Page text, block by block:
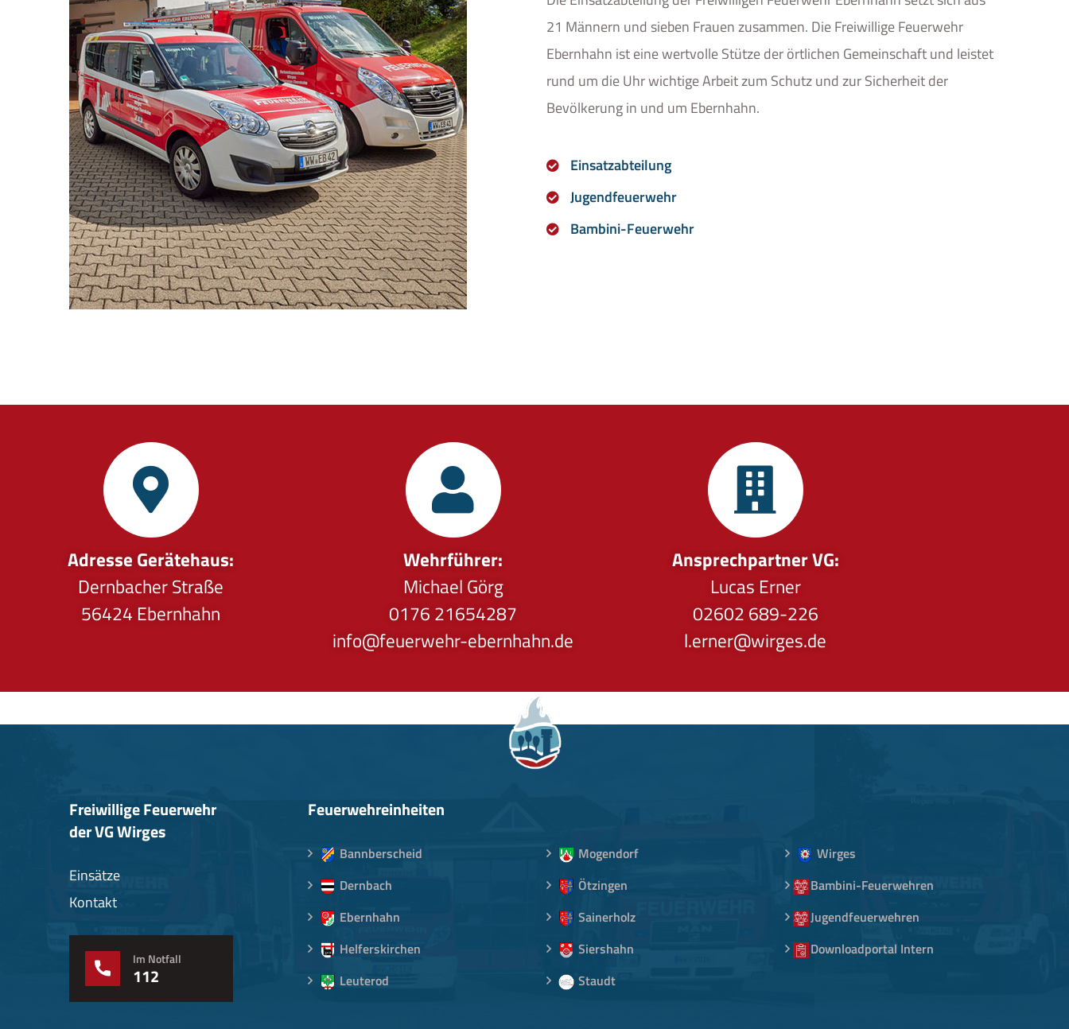
21 Männern und sieben Frauen zusammen. Die Freiwillige Feuerwehr
Ebernhahn ist eine wertvolle Stütze der örtlichen Gemeinschaft und leistet
rund um die Uhr wichtige Arbeit zum Schutz und zur Sicherheit der
Bevölkerung in und um Ebernhahn.
Einsatzabteilung
Jugendfeuerwehr
Bambini-Feuerwehr
Adresse Gerätehaus:
Dernbacher Straße
56424 Ebernhahn
Wehrführer:
Michael Görg
0176 21654287
info@feuerwehr-ebernhahn.de
Ansprechpartner VG:
Lucas Erner
02602 689-226
l.erner@wirges.de
Freiwillige Feuerwehr
der VG Wirges
Einsätze
Kontakt
Im Notfall
112
Feuerwehreinheiten
Bannberscheid
Dernbach
Ebernhahn
Helferskirchen
Leuterod
Mogendorf
Ötzingen
Sainerholz
Siershahn
Staudt
Wirges
Bambini-Feuerwehren
Jugendfeuerwehren
Downloadportal Intern